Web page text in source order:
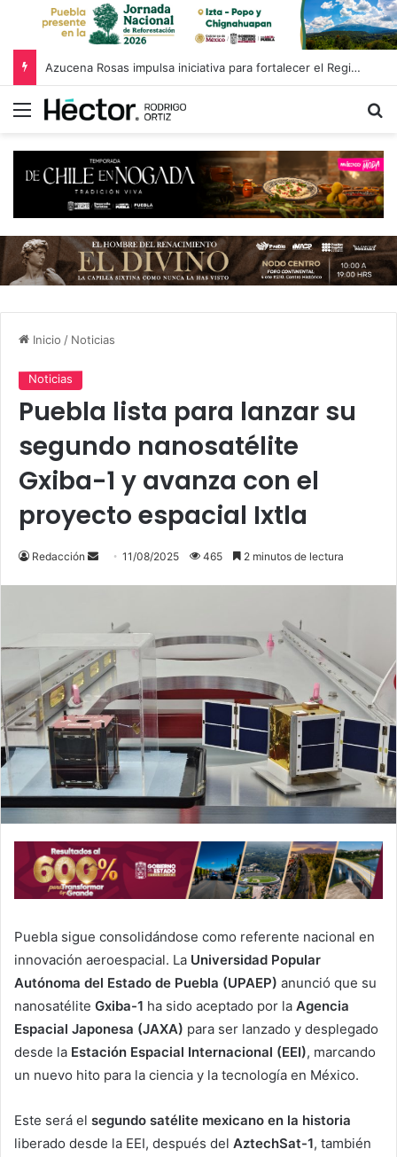
Azucena Rosas impulsa iniciativa para fortalecer el Registro Estatal de Opciones para Educación Superior
Menú
Inicio / Noticias
Noticias
Puebla lista para lanzar su
segundo nanosatélite
Gxiba-1 y avanza con el
proyecto espacial Ixtla
Redacción
Send11/08/2025 465 2 minutos de lectura
Puebla sigue consolidándose como referente nacional en
innovación aeroespacial. La Universidad Popular
Autónoma del Estado de Puebla (UPAEP) anunció que su
nanosatélite Gxiba-1 ha sido aceptado por la Agencia
Espacial Japonesa (JAXA) para ser lanzado y desplegado
desde la Estación Espacial Internacional (EEI), marcando
un nuevo hito para la ciencia y la tecnología en México.
Este será el segundo satélite mexicano en la historia
liberado desde la EEI, después del AztechSat-1, también